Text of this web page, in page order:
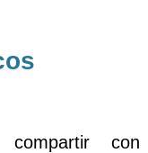
compartir con